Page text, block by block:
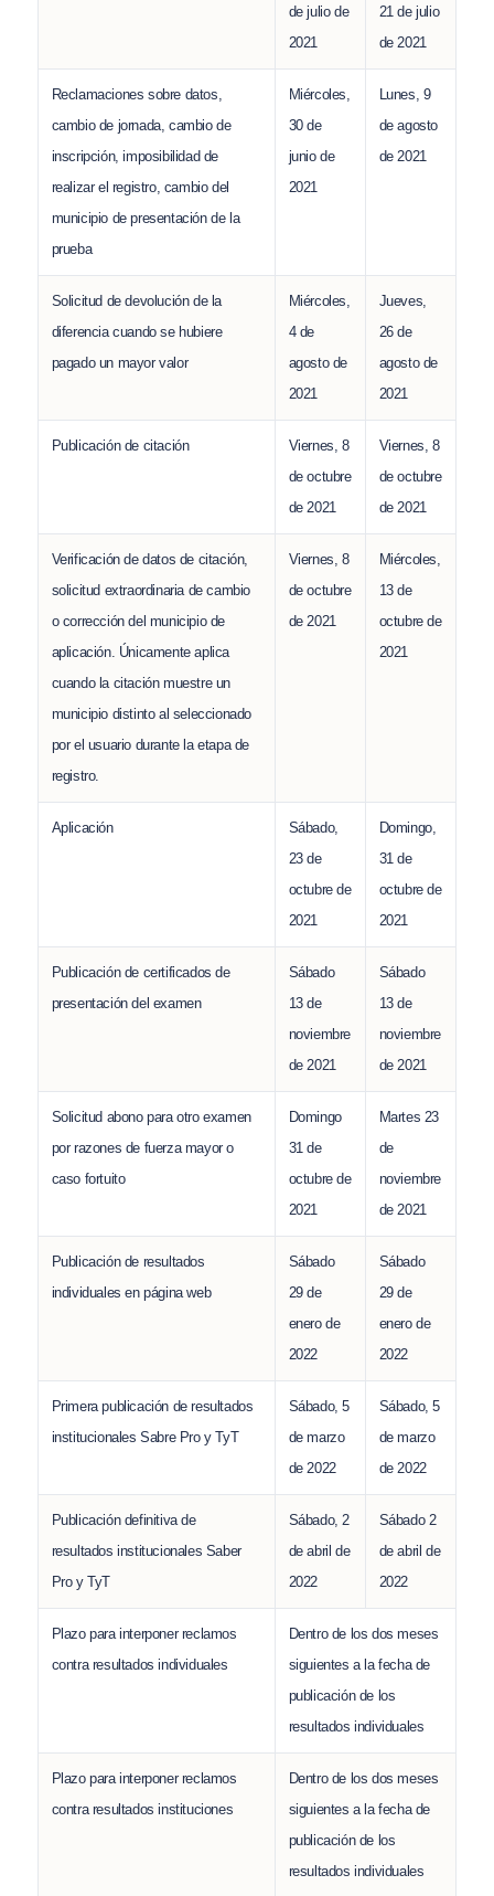
de julio de
2021
21 de julio
de 2021
Reclamaciones sobre datos,
cambio de jornada, cambio de
inscripción, imposibilidad de
realizar el registro, cambio del
municipio de presentación de la
prueba
Miércoles,
30 de
junio de
2021
Lunes, 9
de agosto
de 2021
Solicitud de devolución de la
diferencia cuando se hubiere
pagado un mayor valor
Miércoles,
4 de
agosto de
2021
Jueves,
26 de
agosto de
2021
Publicación de citación
Viernes, 8
de octubre
de 2021
Viernes, 8
de octubre
de 2021
Verificación de datos de citación,
solicitud extraordinaria de cambio
o corrección del municipio de
aplicación. Únicamente aplica
cuando la citación muestre un
municipio distinto al seleccionado
por el usuario durante la etapa de
registro.
Viernes, 8
de octubre
de 2021
Miércoles,
13 de
octubre de
2021
Aplicación
Sábado,
23 de
octubre de
2021
Domingo,
31 de
octubre de
2021
Publicación de certificados de
presentación del examen
Sábado
13 de
noviembre
de 2021
Sábado
13 de
noviembre
de 2021
Solicitud abono para otro examen
por razones de fuerza mayor o
caso fortuito
Domingo
31 de
octubre de
2021
Martes 23
de
noviembre
de 2021
Publicación de resultados
individuales en página web
Sábado
29 de
enero de
2022
Sábado
29 de
enero de
2022
Primera publicación de resultados
institucionales Sabre Pro y TyT
Sábado, 5
de marzo
de 2022
Sábado, 5
de marzo
de 2022
Publicación definitiva de
resultados institucionales Saber
Pro y TyT
Sábado, 2
de abril de
2022
Sábado 2
de abril de
2022
Plazo para interponer reclamos
contra resultados individuales
Dentro de los dos meses
siguientes a la fecha de
publicación de los
resultados individuales
Plazo para interponer reclamos
contra resultados instituciones
Dentro de los dos meses
siguientes a la fecha de
publicación de los
resultados individuales